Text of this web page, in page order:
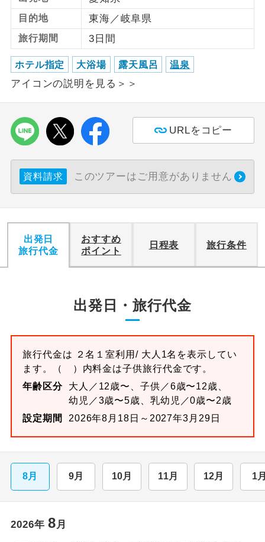
目的地 東海／岐阜県
旅行期間 3日間
ホテル指定 大浴場 露天風呂 温泉
アイコンの説明を見る＞＞
URLをコピー
資料請求 このツアーはご用意がありません
出発日
旅行代金
おすすめ
ポイント
日程表 旅行条件
出発日・旅行代金
旅行代金は ２名１室利用/ 大人1名を表示してい
ます。
（ ）内料金は子供旅行代金です。
年齢区分
大人／12歳〜、子供／6歳〜12歳、
幼児／3歳〜5歳、乳幼児／0歳〜2歳
設定期間
2026年8月18日～2027年3月29日
8月 9月 10月 11月 12月 1
2026年 8月
女性限定
女性限定でご参加いただけるコースで
す。
年齢制限あり
ご参加にあたり年齢に制限があるコース
です。
航空会社指定
利用航空会社が指定なので、ご出発の計
ホテル指定
ご紹介するホテルを指定したコースで
す。
おひとり様バ
ス2席利用
おひとり様でバス席を2席利⽤できま
す。